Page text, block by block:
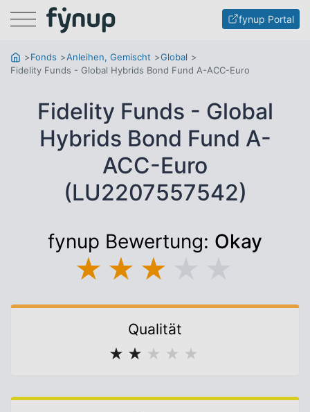
Menu fynup Portal
Fonds Anleihen, Gemischt
Global
Fidelity Funds - Global Hybrids Bond Fund A-ACC-Euro
Fidelity Funds - Global
Hybrids Bond Fund A-
ACC-Euro
(LU2207557542)
fynup Bewertung: Okay
★ ★ ★
Qualität
★ ★ ★ ★ ★